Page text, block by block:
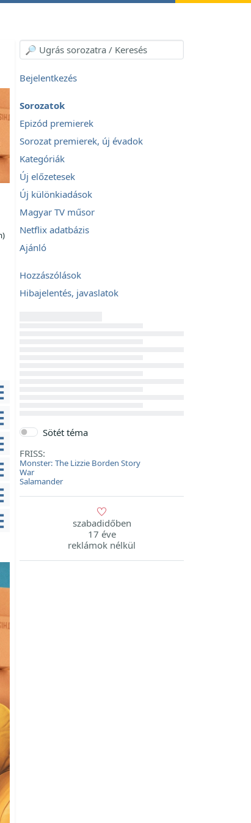
Bejelentkezés
Sorozatok
Epizód premierek
Sorozat premierek, új évadok
Kategóriák
Új előzetesek
Új különkiadások
Magyar TV műsor
Netflix adatbázis
Ajánló
Hozzászólások
Hibajelentés, javaslatok
Sötét téma
FRISS:
Monster: The Lizzie Borden Story
War
Salamander
szabadidőben
17 éve
reklámok nélkül